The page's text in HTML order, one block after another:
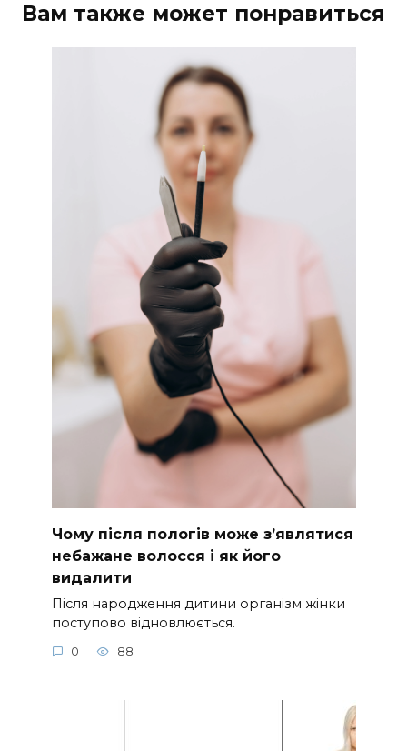
Вам также может понравиться
Чому після пологів може з’являтися
небажане волосся і як його
видалити
Після народження дитини організм жінки
поступово відновлюється.
0 88